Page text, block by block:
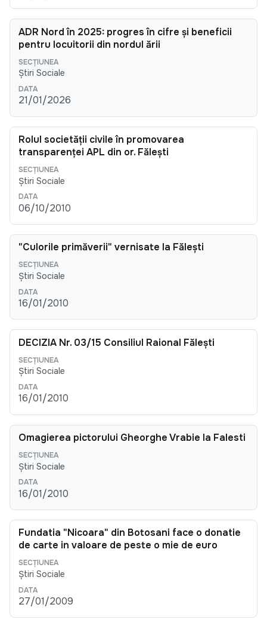
ADR Nord în 2025: progres în cifre și beneficii
pentru locuitorii din nordul țării
Știri Sociale
21/01/2026
Rolul societăţii civile în promovarea
transparenţei APL din or. Făleşti
Știri Sociale
06/10/2010
"Culorile primăverii" vernisate la Făleşti
Știri Sociale
16/01/2010
DECIZIA Nr. 03/15 Consiliul Raional Făleşti
Știri Sociale
16/01/2010
Omagierea pictorului Gheorghe Vrabie la Falesti
Știri Sociale
16/01/2010
Fundatia "Nicoara" din Botosani face o donatie
de carte in valoare de peste o mie de euro
Știri Sociale
27/01/2009